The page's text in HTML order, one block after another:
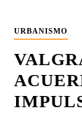
URBANISMO